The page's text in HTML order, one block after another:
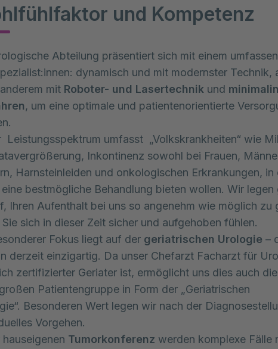
und Kompetenz
Abteilung präsentiert sich mit einem
dynamisch und mit modernster Technik,
mit Roboter- und Lasertechnik und
, um eine optimale und patientenorientierte
Leistungsspektrum umfasst „Volkskrankheiten“ wie
Inkontinenz sowohl bei Frauen,
Harnsteinleiden und onkologischen Erkrankungen, in
eine bestmögliche Behandlung bieten wollen. Wir
Ihren Aufenthalt bei uns so angenehm wie möglich zu
sich in dieser Zeit sicher und aufgehoben fühlen.
Fokus liegt auf der geriatrischen Urologie –
derzeit einzigartig. Da unser Chefarzt Facharzt für
zertifizierter Geriater ist, ermöglicht uns dies auch
Patientengruppe in Form der „Geriatrischen
Besonderen Wert legen wir nach der
Vorgehen.
hauseigenen Tumorkonferenz werden komplexe Fälle